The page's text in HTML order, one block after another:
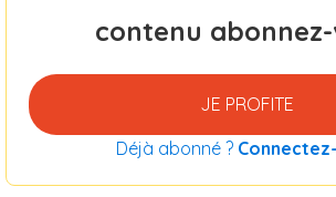
contenu abonnez-
JE PROFITE
Déjà abonné ?